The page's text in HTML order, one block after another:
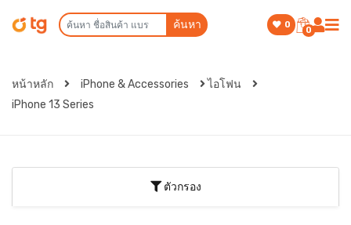
ค้นหา 0
0
หน้าหลัก iPhone & Accessories
ไอโฟน
iPhone 13 Series
ตัวกรอง